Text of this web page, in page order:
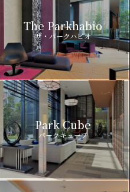
The Parkhabio
ザ・パークハビオ
Park Cube
パークキューブ